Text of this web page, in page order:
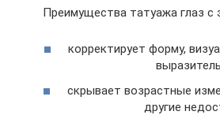
Преимущества татуажа глаз с
корректирует форму,
скрывает возрастные
другие